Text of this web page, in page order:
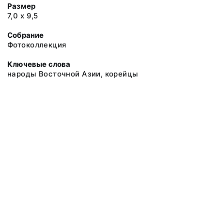
Размер
7,0 х 9,5
Собрание
Фотоколлекция
Ключевые слова
народы Восточной Азии, корейцы